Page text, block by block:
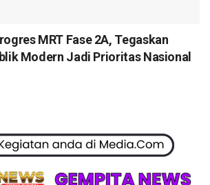
MRT Fase 2A, Tegaskan
Modern Jadi Prioritas Nasional